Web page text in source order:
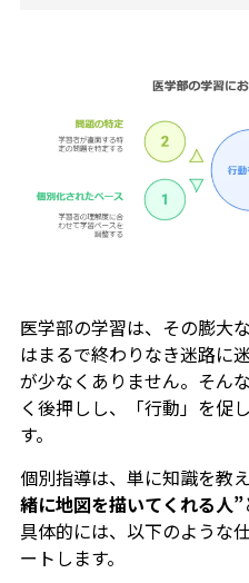
医学部の学習は、その膨大
はまるで終わりなき迷路に
が少なくありません。そん
く後押しし、「行動」を促
す。
個別指導は、単に知識を教
緒に地図を描いてくれる人”
具体的には、以下のような
ートします。